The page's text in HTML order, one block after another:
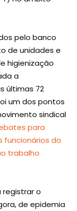
pelo banco
de unidades e
higienização
a
últimas 72
um dos pontos
sindical
para
funcionários do
trabalho
registrar o
de epidemia